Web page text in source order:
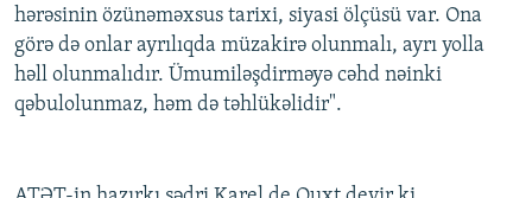
hərəsinin özünəməxsus tarixi, siyasi ölçüsü var. Ona
görə də onlar ayrılıqda müzakirə olunmalı, ayrı yolla
həll olunmalıdır. Ümumiləşdirməyə cəhd nəinki
qəbulolunmaz, həm də təhlükəlidir".